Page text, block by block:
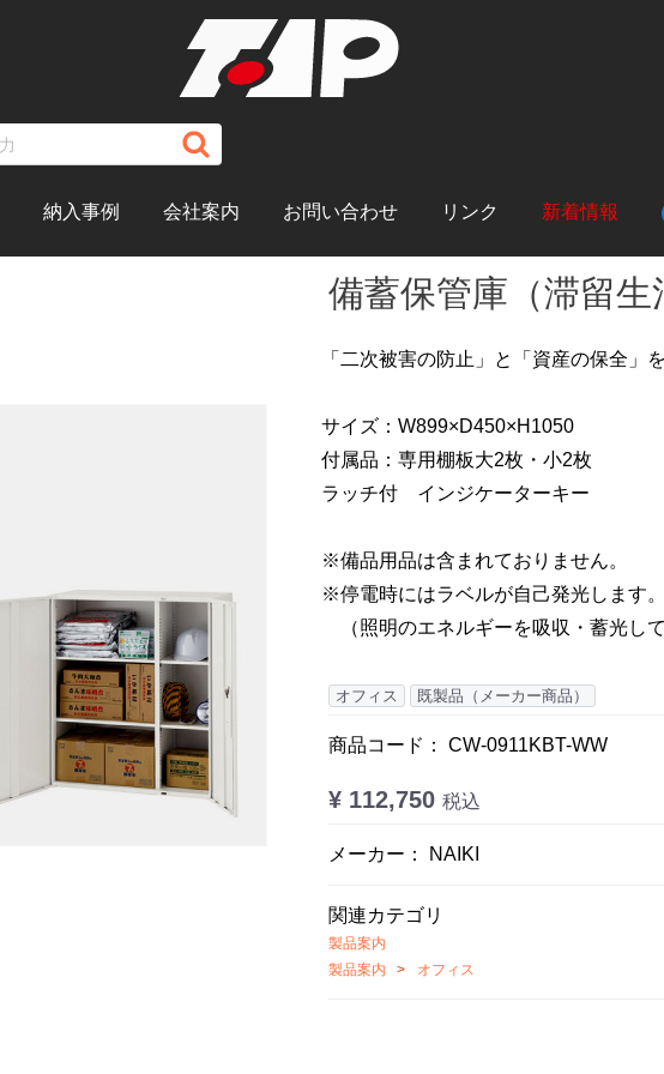
納入事例 会社案内 お問い合わせ リンク 新着情報
備蓄保管庫（滞留生
「二次被害の防止」と「資産の保全」
サイズ：W899×D450×H1050
付属品：専用棚板大2枚・小2枚
ラッチ付 インジケーターキー
※備品用品は含まれておりません。
※停電時にはラベルが自己発光します。
（照明のエネルギーを吸収・蓄光し
オフィス 既製品（メーカー商品）
商品コード： CW-0911KBT-WW
¥ 112,750 税込
メーカー： NAIKI
関連カテゴリ
製品案内
製品案内
オフィス